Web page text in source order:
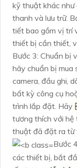
kỹ thuật khác như
thanh và lưu trữ.
tiết bao gồm vị trí
thiết bị cần thiết,
Bước 3: Chuẩn bị
hãy chuẩn bị
camera, đầu ghi,
bất kỳ công cụ
trình lắp đặt. Hãy
tương thích với hệ
thuật đã đặt ra từ
Bước
các thiết bị, bắt